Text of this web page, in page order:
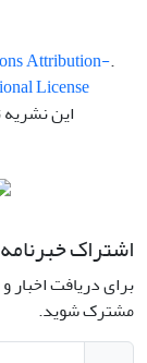
.This work is licensed under a
Attribution-
License
این
اشتراک خبرنامه
برای دریافت اخبار
مشترک شوید.